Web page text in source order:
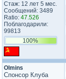
Стаж: 12 лет 5 мес.
Сообщений: 3489
Ratio: 47.526
Поблагодарили:
99813
100%
Olmins
Спонсор Клуба